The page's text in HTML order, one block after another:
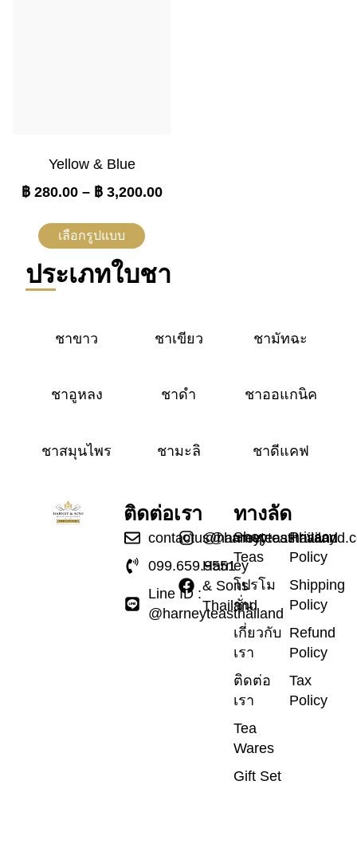
Yellow & Blue
฿280.00 – ฿3,200.00
เลือกรูปแบบ
ประเภทใบชา
ชาขาว ชาเขียว ชามัทฉะ
ชาอูหลง ชาดำ ชาออแกนิค
ชาสมุนไพร ชามะลิ ชาดีแคฟ
ทางลัด
Shop
Teas
โปรโม
ชั่น
เกี่ยวกับ
เรา
ติดต่อ
เรา
Tea
Wares
Gift Set
Privacy
Policy
Shipping
Policy
Refund
Policy
Tax
Policy
ติดต่อเรา
099.659.9551
Line ID :
@harneyteasthailand
@harneyteasthailand
Harney
& Sons
Thailand